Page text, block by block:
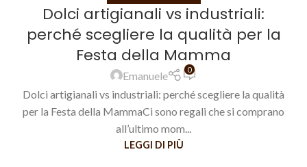
Dolci artigianali vs industriali:
perché scegliere la qualità per la
Festa della Mamma
Emanuele 0
Dolci artigianali vs industriali: perché scegliere la qualità
per la Festa della MammaCi sono regali che si comprano
all’ultimo mom...
LEGGI DI PIÙ